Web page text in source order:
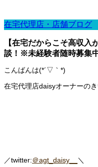
在宅代理店・店舗ブログ
【在宅だからこそ高収入
談！※未経験者随時募集
こんばんは(*´▽｀*)
在宅代理店daisyオーナーの
／twitter:＠agt_daisy__
＼